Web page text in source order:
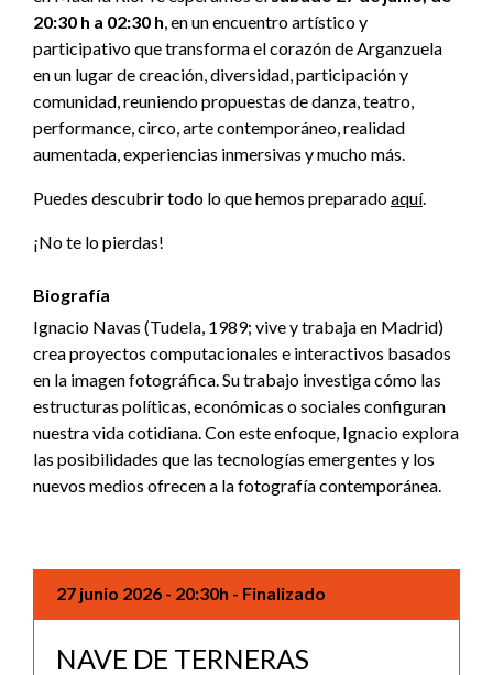
20:30 h a 02:30 h , en un encuentro artístico y
participativo que transforma el corazón de Arganzuela
en un lugar de creación, diversidad, participación y
comunidad, reuniendo propuestas de danza, teatro,
performance, circo, arte contemporáneo, realidad
aumentada, experiencias inmersivas y mucho más.
Puedes descubrir todo lo que hemos preparadoaquí.
¡No te lo pierdas!
Biografía
Ignacio Navas (Tudela, 1989; vive y trabaja en Madrid)
crea proyectos computacionales e interactivos basados
en la imagen fotográfica. Su trabajo investiga cómo las
estructuras políticas, económicas o sociales configuran
nuestra vida cotidiana. Con este enfoque, Ignacio explora
las posibilidades que las tecnologías emergentes y los
nuevos medios ofrecen a la fotografía contemporánea.
27 junio 2026 - 20:30h - Finalizado
NAVE DE TERNERAS